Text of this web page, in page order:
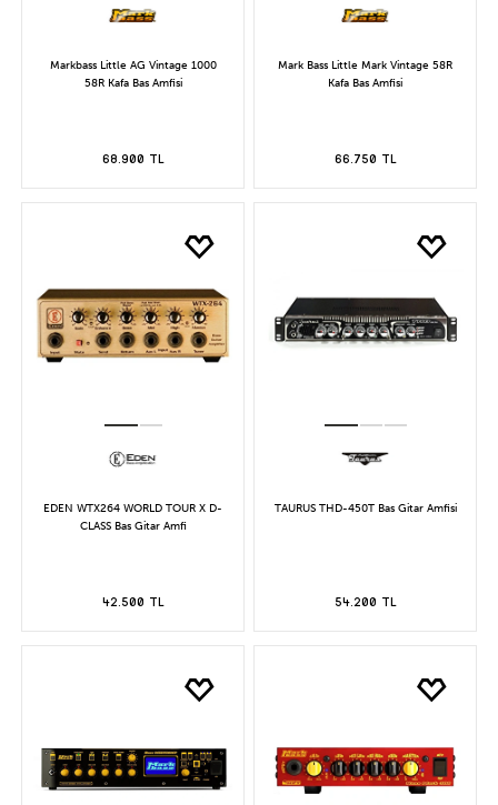
Markbass Little AG Vintage 1000
58R Kafa Bas Amfisi
68.900 TL
Mark Bass Little Mark Vintage 58R
Kafa Bas Amfisi
66.750 TL
EDEN WTX264 WORLD TOUR X D-
CLASS Bas Gitar Amfi
42.500 TL
TAURUS THD-450T Bas Gitar Amfisi
54.200 TL